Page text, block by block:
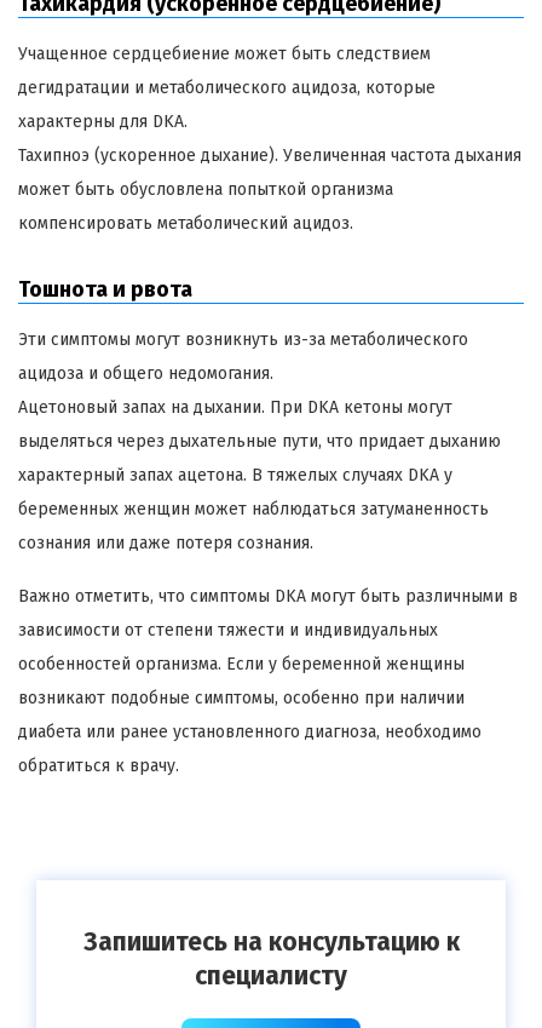
Учащенное сердцебиение может быть следствием
дегидратации и метаболического ацидоза, которые
характерны для DKA.
Тахипноэ (ускоренное дыхание). Увеличенная частота дыхания
может быть обусловлена попыткой организма
компенсировать метаболический ацидоз.
Тошнота и рвота
Эти симптомы могут возникнуть из-за метаболического
ацидоза и общего недомогания.
Ацетоновый запах на дыхании. При DKA кетоны могут
выделяться через дыхательные пути, что придает дыханию
характерный запах ацетона. В тяжелых случаях DKA у
беременных женщин может наблюдаться затуманенность
сознания или даже потеря сознания.
Важно отметить, что симптомы DKA могут быть различными в
зависимости от степени тяжести и индивидуальных
особенностей организма. Если у беременной женщины
возникают подобные симптомы, особенно при наличии
диабета или ранее установленного диагноза, необходимо
обратиться к врачу.
Запишитесь на консультацию к
специалисту